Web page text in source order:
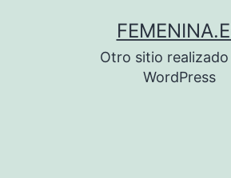
Otro sitio
WordPress